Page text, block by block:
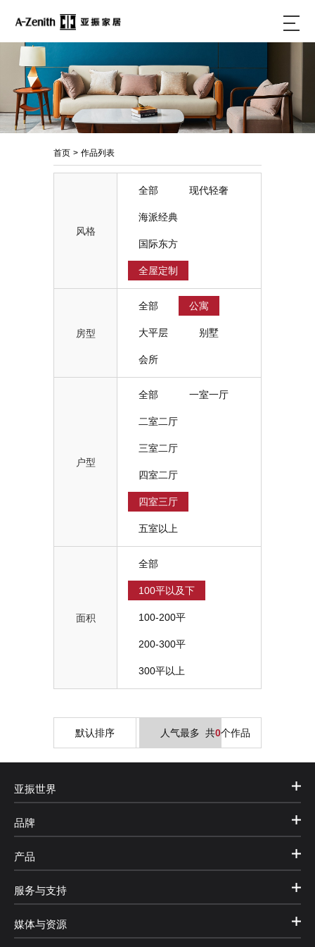
首页 > 作品列表
风格
全部 现代轻奢
海派经典
国际东方
全屋定制
房型
全部 公寓
大平层 别墅
会所
户型
全部 一室一厅
二室二厅
三室二厅
四室二厅
四室三厅
五室以上
面积
全部
100平以及下
100-200平
200-300平
300平以上
默认排序 人气最多 共0个作品
亚振世界
品牌
产品
服务与支持
媒体与资源